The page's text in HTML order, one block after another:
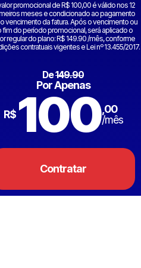
promocional de R$ 100,00 é válido nos 12
meses e condicionado ao pagamento
vencimento da fatura. Após o vencimento ou
fim do período promocional, será aplicado o
regular do plano: R$ 149.90 /mês, conforme
contratuais vigentes e Lei nº 13.455/2017.
De149.90
Por Apenas
R$ 100,00
/mês
Contratar